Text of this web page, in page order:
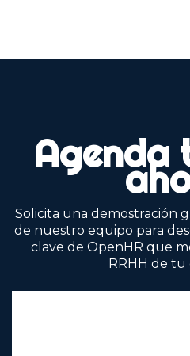
Agenda
Solicita una demostración
de nuestro equipo para
clave de OpenHR que
RRHH de tu